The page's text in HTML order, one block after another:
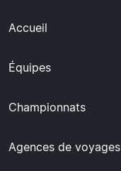
Accueil
Équipes
Championnats
Agences de voyages